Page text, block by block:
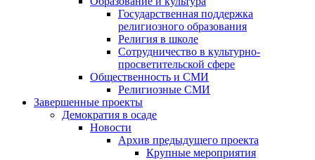
Государственная поддержка
религиозного образования
Религия в школе
Сотрудничество в культурно-
просветительской сфере
Общественность и СМИ
Религиозные СМИ
Завершенные проекты
Демократия в осаде
Новости
Архив предыдущего проекта
Крупные мероприятия